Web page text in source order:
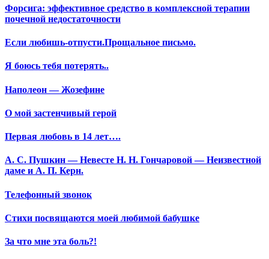
Форсига: эффективное средство в комплексной терапии
почечной недостаточности
Если любишь-отпусти.Прощальное письмо.
Я боюсь тебя потерять..
Наполеон — Жозефине
О мой застенчивый герой
Первая любовь в 14 лет….
А. С. Пушкин — Невесте Н. Н. Гончаровой — Неизвестной
даме и А. П. Керн.
Телефонный звонок
Стихи посвящаются моей любимой бабушке
За что мне эта боль?!